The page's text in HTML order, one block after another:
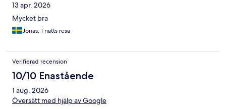
13 apr. 2026
Mycket bra
Jonas, 1 natts resa
Verifierad recension
10/10 Enastående
1 aug. 2026
Översätt med hjälp av Google